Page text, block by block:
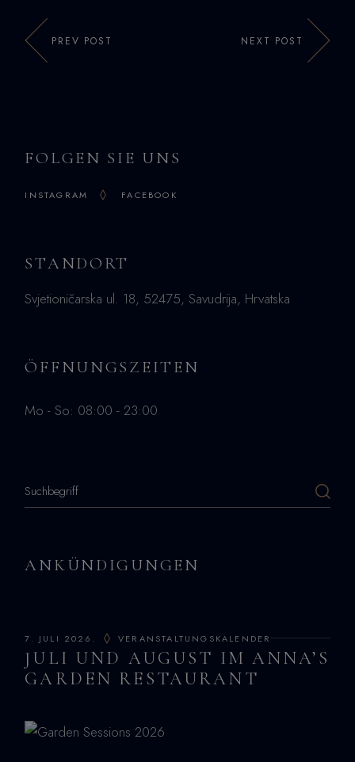
PREV POST NEXT POST
FOLGEN SIE UNS
INSTAGRAM FACEBOOK
STANDORT
Svjetioničarska ul. 18, 52475, Savudrija, Hrvatska
ÖFFNUNGSZEITEN
Mo - So: 08:00 - 23:00
ANKÜNDIGUNGEN
7. JULI 2026. VERANSTALTUNGSKALENDER
JULI UND AUGUST IM ANNA’S
GARDEN RESTAURANT